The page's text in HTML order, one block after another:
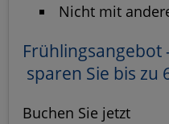
Nicht mit
Frühlingsangebot
sparen Sie bis zu
Buchen Sie jetzt